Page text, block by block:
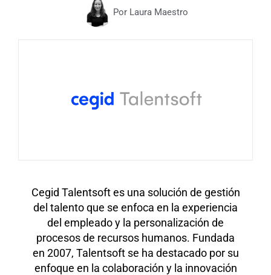
Por Laura Maestro
Cegid Talentsoft es una solución de gestión
del talento que se enfoca en la experiencia
del empleado y la personalización de
procesos de recursos humanos. Fundada
en 2007, Talentsoft se ha destacado por su
enfoque en la colaboración y la innovación